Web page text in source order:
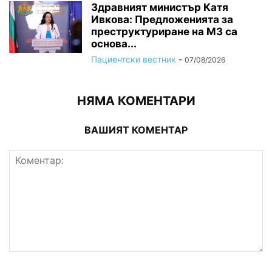
Здравният министър Катя
Ивкова: Предложенията за
преструктуриране на МЗ са
основа...
Пациентски вестник - 07/08/2026
НЯМА КОМЕНТАРИ
ВАШИЯТ КОМЕНТАР